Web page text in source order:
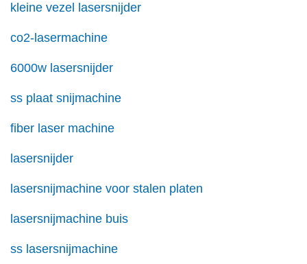
kleine vezel lasersnijder
co2-lasermachine
6000w lasersnijder
ss plaat snijmachine
fiber laser machine
lasersnijder
lasersnijmachine voor stalen platen
lasersnijmachine buis
ss lasersnijmachine